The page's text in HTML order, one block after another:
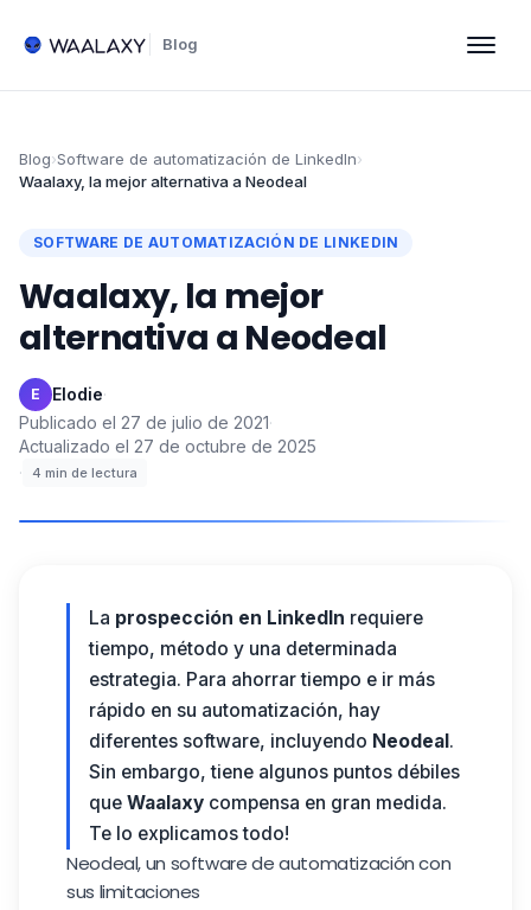
Blog
Blog›Software de automatización de LinkedIn›
Waalaxy, la mejor alternativa a Neodeal
SOFTWARE DE AUTOMATIZACIÓN DE LINKEDIN
Waalaxy, la mejor
alternativa a Neodeal
E Elodie·
Publicado el 27 de julio de 2021·
Actualizado el 27 de octubre de 2025
·
4 min de lectura
La prospección en LinkedIn requiere
tiempo, método y una determinada
estrategia. Para ahorrar tiempo e ir más
rápido en su automatización, hay
diferentes software, incluyendo Neodeal.
Sin embargo, tiene algunos puntos débiles
que Waalaxy compensa en gran medida.
Te lo explicamos todo!
Neodeal, un software de automatización con
sus limitaciones